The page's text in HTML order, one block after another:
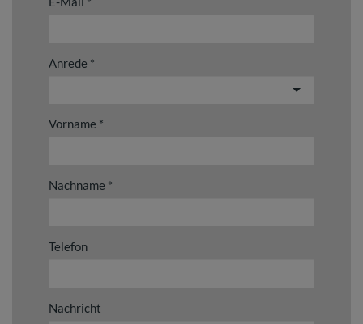
Anrede
Vorname
Nachname
Telefon
Nachricht